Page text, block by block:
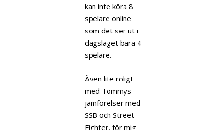
kan inte köra 8
spelare online
som det ser ut i
dagsläget bara 4
spelare.
Även lite roligt
med Tommys
jämförelser med
SSB och Street
Fighter, för mig